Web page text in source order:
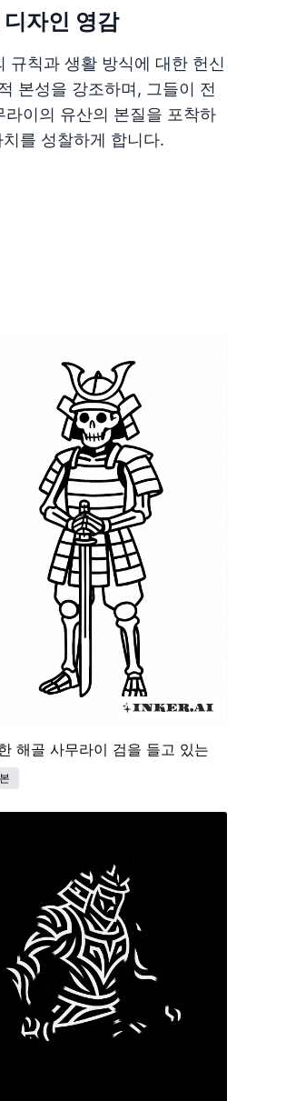
자인 영감
규칙과 생활 방식에 대한 헌신
본성을 강조하며, 그들이 전
이의 유산의 본질을 포착하
를 성찰하게 합니다.
해골 사무라이 검을 들고 있는